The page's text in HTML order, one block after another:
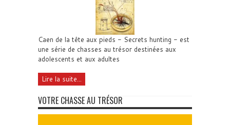
Caen de la tête aux pieds - Secrets hunting - est
une série de chasses au trésor destinées aux
adolescents et aux adultes
Lire la suite...
VOTRE CHASSE AU TRÉSOR